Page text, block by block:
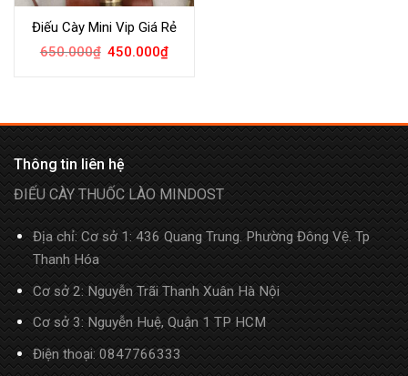
Điếu Cày Mini Vip Giá Rẻ
650.000₫ 450.000₫
Thông tin liên hệ
ĐIẾU CÀY THUỐC LÀO MINDOST
Địa chỉ: Cơ sở 1: 436 Quang Trung. Phường Đông Vệ. Tp
Thanh Hóa
Cơ sở 2: Nguyễn Trãi Thanh Xuân Hà Nội
Cơ sở 3: Nguyễn Huệ, Quận 1 TP HCM
Điện thoại:0847766333